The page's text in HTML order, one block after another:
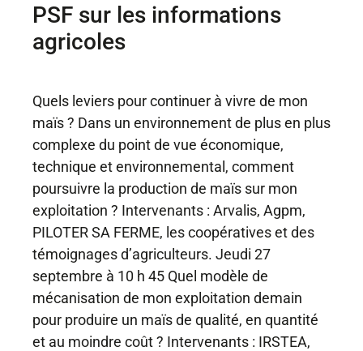
PSF sur les informations
agricoles
Quels leviers pour continuer à vivre de mon
maïs ? Dans un environnement de plus en plus
complexe du point de vue économique,
technique et environnemental, comment
poursuivre la production de maïs sur mon
exploitation ? Intervenants : Arvalis, Agpm,
PILOTER SA FERME, les coopératives et des
témoignages d’agriculteurs. Jeudi 27
septembre à 10 h 45 Quel modèle de
mécanisation de mon exploitation demain
pour produire un maïs de qualité, en quantité
et au moindre coût ? Intervenants : IRSTEA,